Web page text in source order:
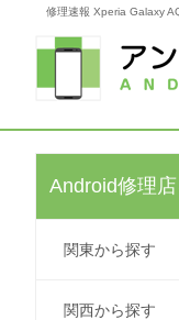
修理速報 Xperia Galaxy
Android修理
関東から探す
関西から探す